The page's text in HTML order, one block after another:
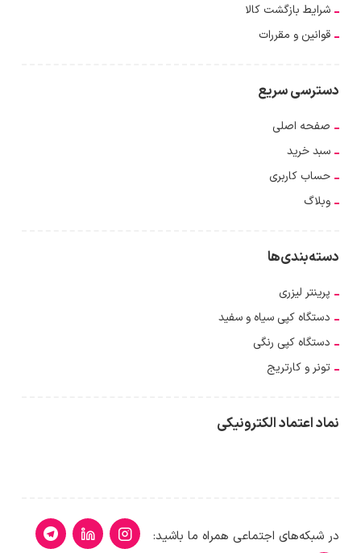
شرایط بازگشت کالا
قوانین و مقررات
دسترسی سریع
صفحه اصلی
سبد خرید
حساب کاربری
وبلاگ
دسته‌بندی‌ها
پرینتر لیزری
دستگاه کپی سیاه و سفید
دستگاه کپی رنگی
تونر و کارتریج
نماد اعتماد الکترونیکی
در شبکه‌های اجتماعی همراه ما باشید: